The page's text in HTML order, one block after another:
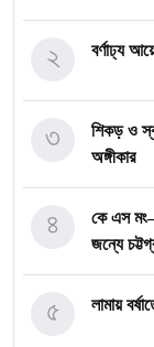
বর্ণাঢ্য
২
শিকড় ও
অঙ্গীকার
৩
কে এস
জন্যে
৪
লামায়
৫